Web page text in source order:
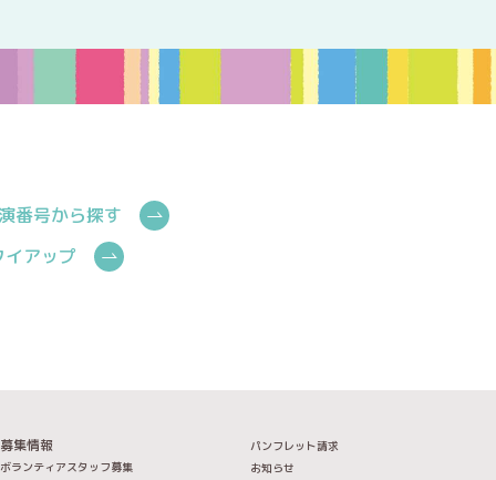
番号から探す
イアップ
募集情報
ボランティアスタッフ募集
パンフレット請求
お知らせ